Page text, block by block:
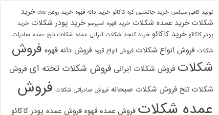
تولید کافی میکس خرید جانشین کره کاکائو خرید دانه قهوه خرید روغن cbs
خرید
شکلات خرید عمده شکلات خرید قهوه اسپرسو خرید پودر شکلات خرید
پودر کاکائو خرید کاکائو خرید کنجد شکلات ایرانی عمده شکلات تلخ عمده صادرات
شکلات فروش انواع شکلات فروش انواع قهوه فروش دانه قهوه فروش
شکلات فروش شکلات ایرانی فروش شکلات تخته ای فروش
شکلات تلخ فروش شکلات صبحانه فروش صادراتی شکلات فروش
عمده شکلات فروش عمده قهوه فروش عمده پودر کاکائو